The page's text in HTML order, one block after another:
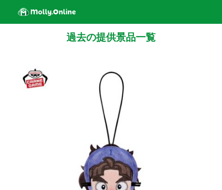
過去の提供景品一覧